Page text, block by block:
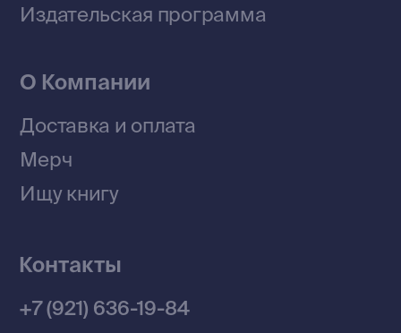
Политика конфиденциальности
© 2026 Все права защищены